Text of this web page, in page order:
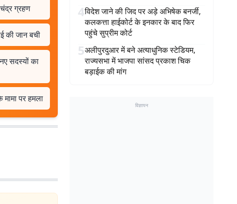
ग्रहण
की जान बची
सदस्यों का
पर हमला
4विदेश जाने की जिद पर अड़े अभिषेक बनर्जी,
कलकत्ता हाईकोर्ट के इनकार के बाद फिर
पहुंचे सुप्रीम कोर्ट
5अलीपुरदुआर में बने अत्याधुनिक स्टेडियम,
राज्यसभा में भाजपा सांसद प्रकाश चिक
बड़ाईक की मांग
विज्ञापन